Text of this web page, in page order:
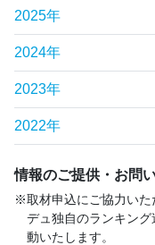
2025年
2024年
2023年
2022年
情報のご提供・お問
取材申込にご協力い
デュ独自のランキン
動いたします。